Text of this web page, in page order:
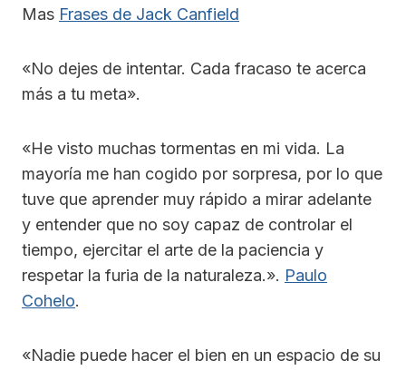
Mas Frases de Jack Canfield
«No dejes de intentar. Cada fracaso te acerca
más a tu meta».
«He visto muchas tormentas en mi vida. La
mayoría me han cogido por sorpresa, por lo que
tuve que aprender muy rápido a mirar adelante
y entender que no soy capaz de controlar el
tiempo, ejercitar el arte de la paciencia y
respetar la furia de la naturaleza.». Paulo
Cohelo.
«Nadie puede hacer el bien en un espacio de su